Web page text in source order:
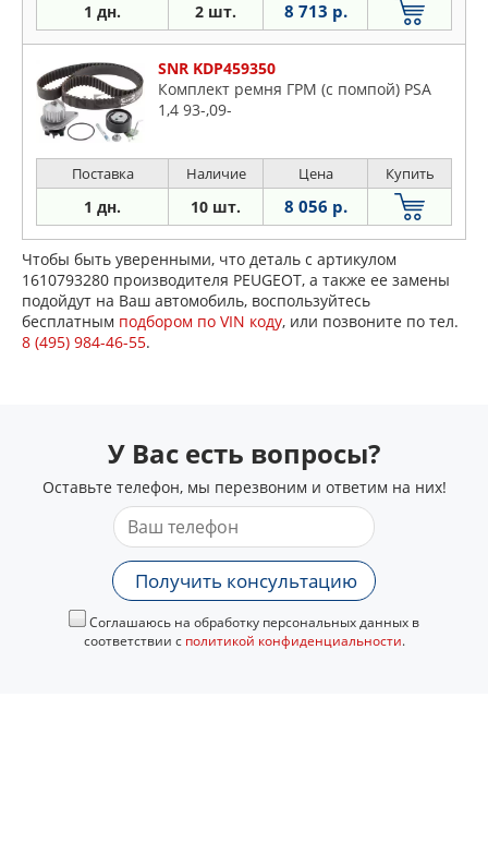
1 дн. 2 шт. 8 713 р.
SNR KDP459350
Комплект ремня ГРМ (с помпой) PSA
1,4 93-,09-
Поставка Наличие Цена Купить
1 дн. 10 шт. 8 056 р.
Чтобы быть уверенными, что деталь с артикулом
1610793280 производителя PEUGEOT, а также ее замены
подойдут на Ваш автомобиль, воспользуйтесь
бесплатным подбором по VIN коду, или позвоните по тел.
8 (495) 984-46-55.
У Вас есть вопросы?
Оставьте телефон, мы перезвоним и ответим на них!
Получить консультацию
Соглашаюсь на обработку персональных данных в
соответствии с политикой конфиденциальности.